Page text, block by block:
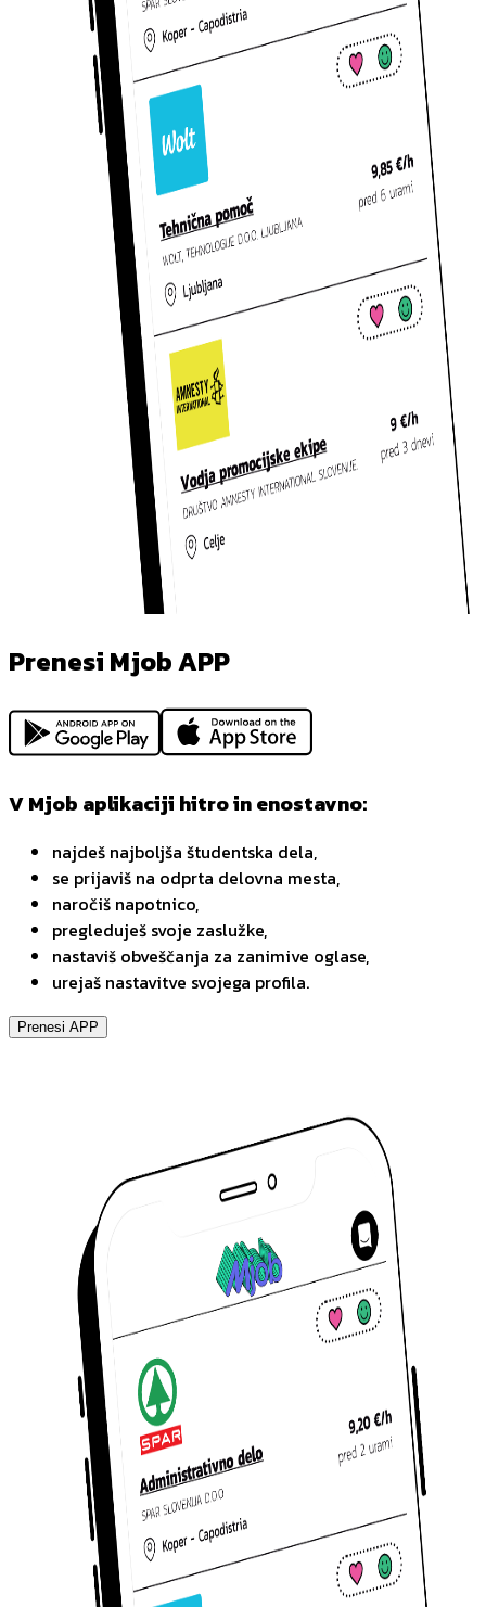
Prenesi Mjob APP
V Mjob aplikaciji hitro in enostavno:
najdeš najboljša študentska dela,
se prijaviš na odprta delovna mesta,
naročiš napotnico,
pregleduješ svoje zaslužke,
nastaviš obveščanja za zanimive oglase,
urejaš nastavitve svojega profila.
Prenesi APP